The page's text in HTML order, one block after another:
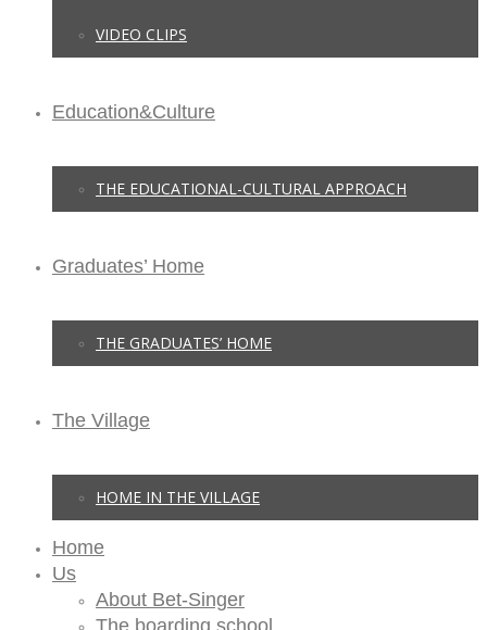
VIDEO CLIPS
Education&Culture
THE EDUCATIONAL-CULTURAL APPROACH
Graduates’ Home
THE GRADUATES’ HOME
The Village
HOME IN THE VILLAGE
Home
Us
About Bet-Singer
The boarding school